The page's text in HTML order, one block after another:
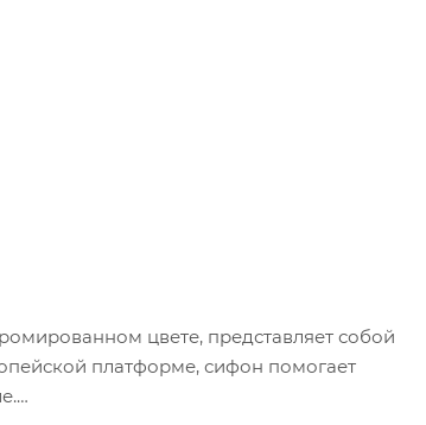
цвете, представляет собой
платформе, сифон помогает